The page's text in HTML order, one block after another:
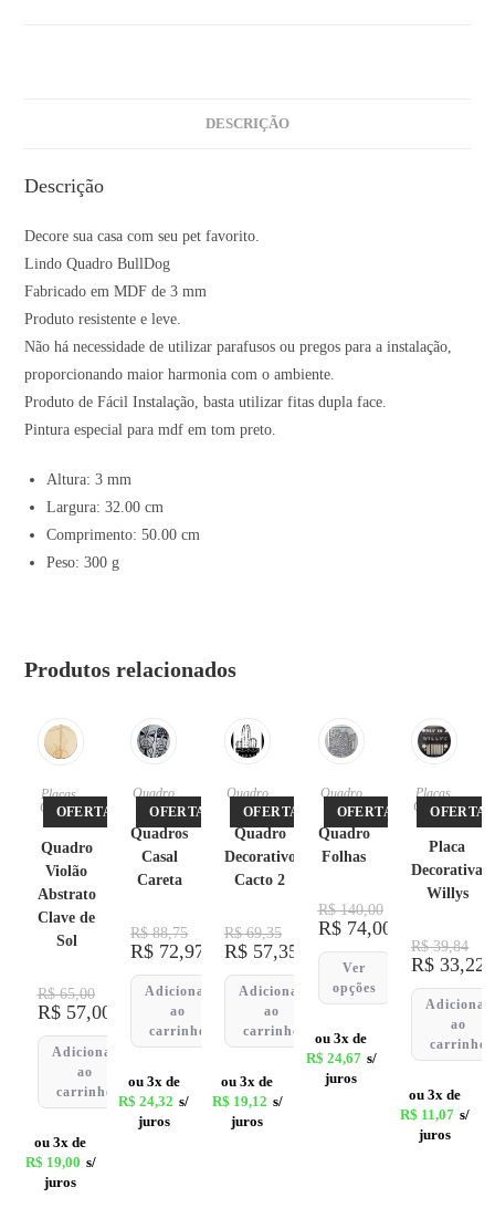
DESCRIÇÃO
Descrição
Decore sua casa com seu pet favorito.
Lindo Quadro BullDog
Fabricado em MDF de 3 mm
Produto resistente e leve.
Não há necessidade de utilizar parafusos ou pregos para a instalação,
proporcionando maior harmonia com o ambiente.
Produto de Fácil Instalação, basta utilizar fitas dupla face.
Pintura especial para mdf em tom preto.
Altura: 3 mm
Largura: 32.00 cm
Comprimento: 50.00 cm
Peso: 300 g
Produtos relacionados
OFERTA!
Placas,
Quadro
s
Quadro
Violão
Abstrato
Clave de
Sol
R$65,00
R$57,00
Adicionar
ao
carrinho
ou 3x de
R$ 19,00 s/
juros
OFERTA!
Quadro
s
Quadros
Casal
Careta
R$88,75
R$ 72,97
Adicionar
ao
carrinho
ou 3x de
R$ 24,32 s/
juros
OFERTA!
Quadro
s
Quadro
Decorativo
Cacto 2
R$69,35
R$57,35
Adicionar
ao
carrinho
ou 3x de
R$ 19,12 s/
juros
OFERTA!
Quadro
s
Quadro
Folhas
R$140,00
R$74,00
Ver
opções
ou 3x de
R$ 24,67 s/
juros
OFERTA!
Placas
Quadro
s
Placa
Decorativa
Willys
R$39,84
R$ 33,22
Adicionar
ao
carrinho
ou 3x de
R$ 11,07 s/
juros